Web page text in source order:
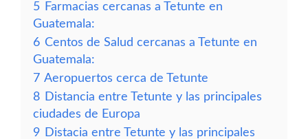
5 Farmacias cercanas a Tetunte en
Guatemala:
6 Centos de Salud cercanas a Tetunte en
Guatemala:
7 Aeropuertos cerca de Tetunte
8 Distancia entre Tetunte y las principales
ciudades de Europa
9 Distacia entre Tetunte y las principales